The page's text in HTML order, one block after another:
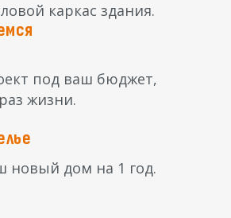
каркас здания.
под ваш бюджет,
жизни.
новый дом на 1 год.